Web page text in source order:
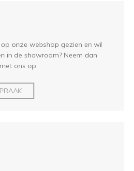
onze webshop gezien en wil
in de showroom? Neem dan
ons op.